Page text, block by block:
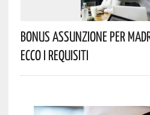
Bonus Assunzione Per
Ecco I Requisiti